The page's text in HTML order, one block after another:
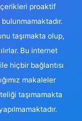
proaktif
taşımakta olup,
Bu internet
hiçbir bağlantısı
makaleler
taşımamakta